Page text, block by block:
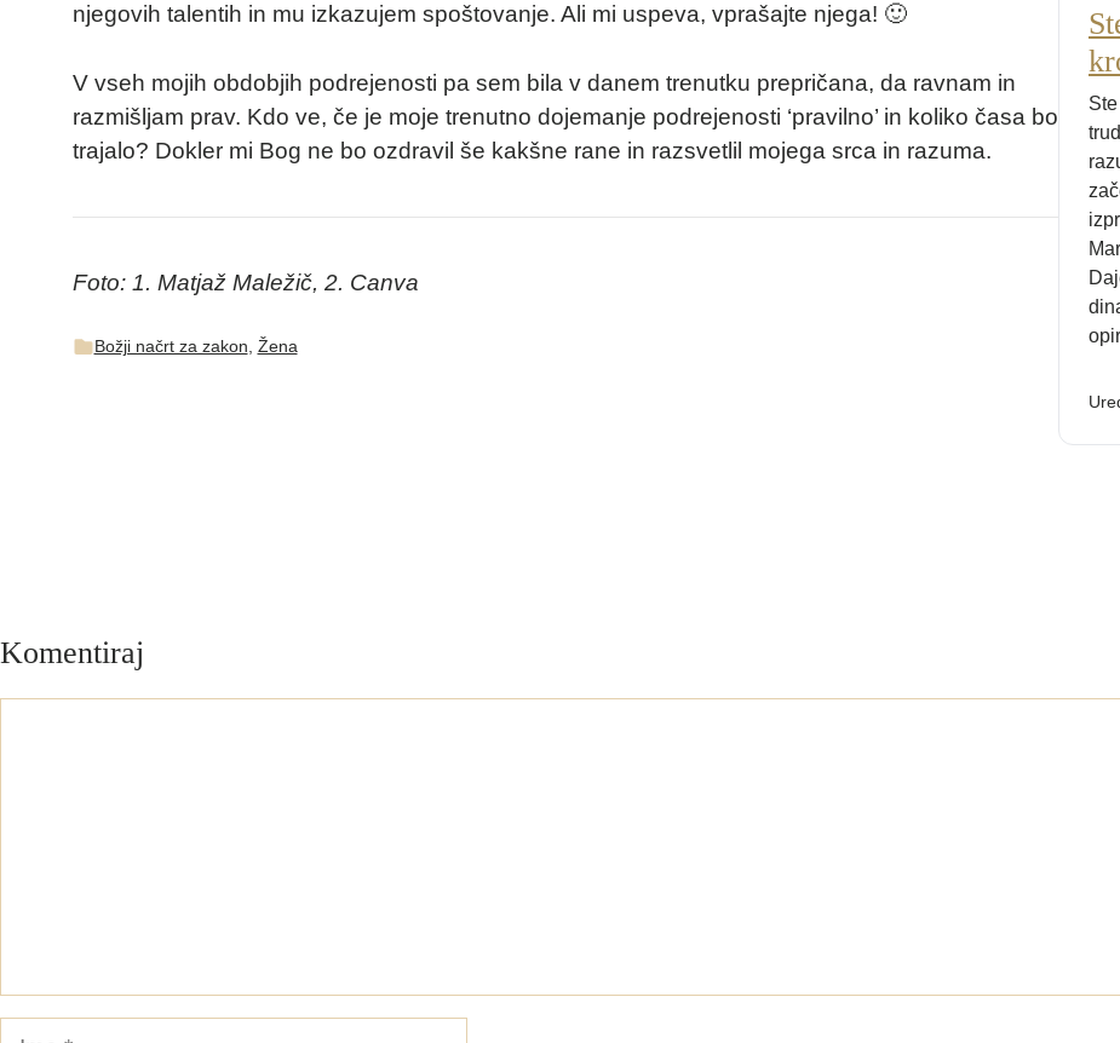
njegovih talentih in mu izkazujem spoštovanje. Ali mi uspeva, vprašajte njega! 🙂
V vseh mojih obdobjih podrejenosti pa sem bila v danem trenutku prepričana, da ravnam in
razmišljam prav. Kdo ve, če je moje trenutno dojemanje podrejenosti ‘pravilno’ in koliko časa bo
trajalo? Dokler mi Bog ne bo ozdravil še kakšne rane in razsvetlil mojega srca in razuma.
Foto: 1. Matjaž Maležič, 2. Canva
Božji načrt za zakon Žena
Komentiraj